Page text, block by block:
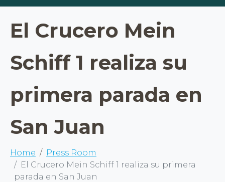
El Crucero Mein
Schiff 1 realiza su
primera parada en
San Juan
Home
Press Room
El Crucero Mein Schiff 1 realiza su primera
parada en San Juan